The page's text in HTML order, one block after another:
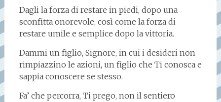
Dagli la forza di restare in piedi, dopo una
sconfitta onorevole, così come la forza di
restare umile e semplice dopo la vittoria.
Dammi un figlio, Signore, in cui i desideri non
rimpiazzino le azioni, un figlio che Ti conosca e
sappia conoscere se stesso.
Fa’ che percorra, Ti prego, non il sentiero